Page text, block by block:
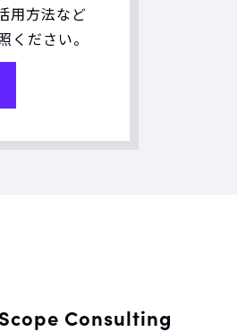
用方法など
ください。
Consulting